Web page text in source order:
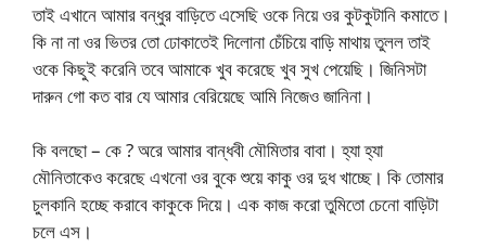
তাই এখানে আমার বন্ধুর বাড়িতে এসেছি ওকে নিয়ে ওর কুটকুটানি কমাতে।
কি না না ওর ভিতর তো ঢোকাতেই দিলোনা চেঁচিয়ে বাড়ি মাথায় তুলল তাই
ওকে কিছুই করেনি তবে আমাকে খুব করেছে খুব সুখ পেয়েছি। জিনিসটা
দারুন গো কত বার যে আমার বেরিয়েছে আমি নিজেও জানিনা।
কি বলছো – কে ? অরে আমার বান্ধবী মৌমিতার বাবা। হ্যা হ্যা
মৌনিতাকেও করেছে এখনো ওর বুকে শুয়ে কাকু ওর দুধ খাচ্ছে। কি তোমার
চুলকানি হচ্ছে করাবে কাকুকে দিয়ে। এক কাজ করো তুমিতো চেনো বাড়িটা
চলে এস।